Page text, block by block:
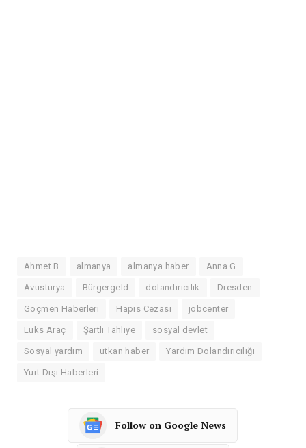
Ahmet B almanya almanya haber Anna G
Avusturya Bürgergeld dolandırıcılık Dresden
Göçmen Haberleri Hapis Cezası jobcenter
Lüks Araç Şartlı Tahliye sosyal devlet
Sosyal yardım utkan haber Yardım Dolandırıcılığı
Yurt Dışı Haberleri
Follow on Google News